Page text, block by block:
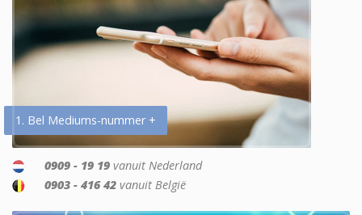
1. Bel Mediums-nummer +
0909 - 19 19 vanuit Nederland
0903 - 416 42 vanuit België